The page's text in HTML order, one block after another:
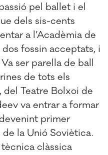
pel ballet i el
dels sis-cents
a l’Acadèmia de
fossin acceptats, i
ser parella de ball
de tots els
del Teatre Bolxoi de
va entrar a formar
primer
la Unió Soviètica.
tècnica clàssica